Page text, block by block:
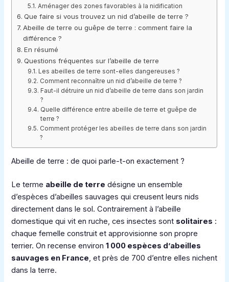
Aménager des zones favorables à la nidification
Que faire si vous trouvez un nid d’abeille de terre ?
Abeille de terre ou guêpe de terre : comment faire la
différence ?
En résumé
Questions fréquentes sur l’abeille de terre
Les abeilles de terre sont-elles dangereuses ?
Comment reconnaître un nid d’abeille de terre ?
Faut-il détruire un nid d’abeille de terre dans son jardin
?
Quelle différence entre abeille de terre et guêpe de
terre ?
Comment protéger les abeilles de terre dans son jardin
?
Abeille de terre : de quoi parle-t-on exactement ?
Le terme abeille de terre désigne un ensemble
d’espèces d’abeilles sauvages qui creusent leurs nids
directement dans le sol. Contrairement à l’abeille
domestique qui vit en ruche, ces insectes sont solitaires :
chaque femelle construit et approvisionne son propre
terrier. On recense environ1 000 espèces d’abeilles
sauvages en France, et près de 700 d’entre elles nichent
dans la terre.